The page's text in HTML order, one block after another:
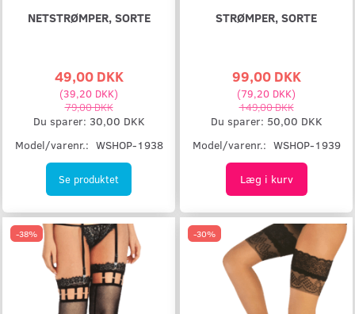
NETSTRØMPER, SORTE
49,00 DKK
(39,20 DKK)
79,00 DKK
Du sparer: 30,00 DKK
Model/varenr.: WSHOP-1938
Se produktet
STRØMPER, SORTE
99,00 DKK
(79,20 DKK)
149,00 DKK
Du sparer: 50,00 DKK
Model/varenr.: WSHOP-1939
Læg i kurv
-38% -30%